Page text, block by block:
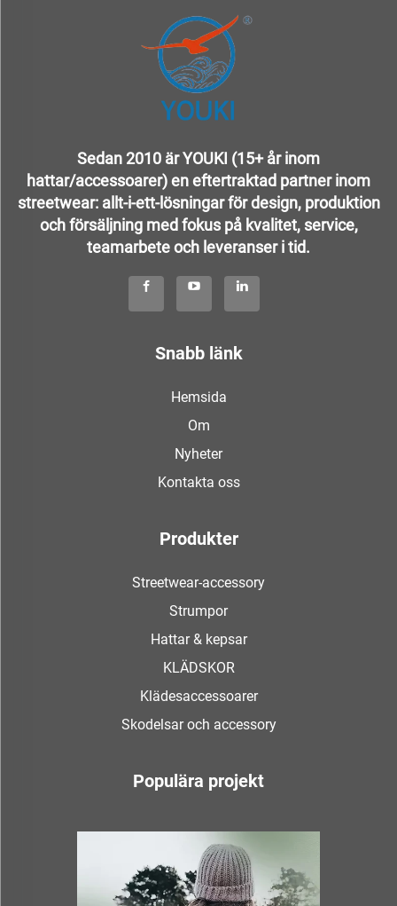
Sedan 2010 är YOUKI (15+ år inom
hattar/accessoarer) en eftertraktad partner inom
streetwear: allt-i-ett-lösningar för design, produktion
och försäljning med fokus på kvalitet, service,
teamarbete och leveranser i tid.
Snabb länk
Hemsida
Om
Nyheter
Kontakta oss
Produkter
Streetwear-accessory
Strumpor
Hattar & kepsar
KLÄDSKOR
Klädesaccessoarer
Skodelsar och accessory
Populära projekt